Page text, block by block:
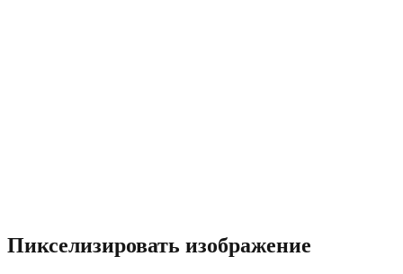
Пикселизировать изображение